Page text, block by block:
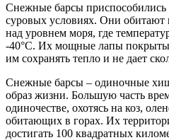
Снежные барсы
суровых условиях. Они обитают
над уровнем моря, где
-40°C. Их мощные лапы
им сохранять тепло и не дает
Снежные барсы – одиночные
образ жизни. Большую часть
одиночестве, охотясь на коз,
обитающих в горах. Их
достигать 100 квадратных